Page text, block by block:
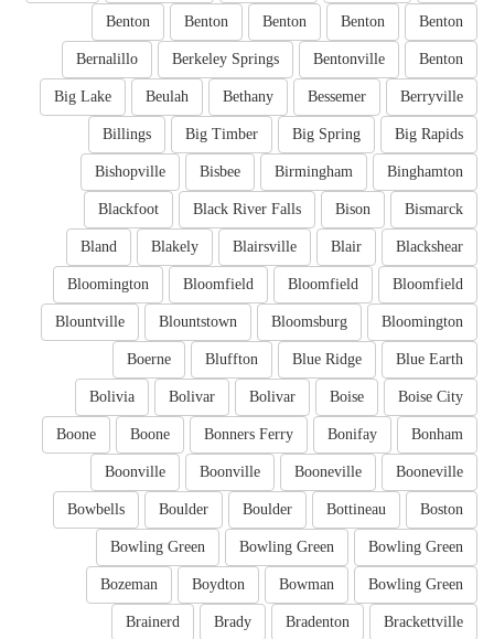
Benton
Benton
Benton
Benton
Benton
Benton
Bentonville
Berkeley Springs
Bernalillo
Berryville
Bessemer
Bethany
Beulah
Big Lake
Big Rapids
Big Spring
Big Timber
Billings
Binghamton
Birmingham
Bisbee
Bishopville
Bismarck
Bison
Black River Falls
Blackfoot
Blackshear
Blair
Blairsville
Blakely
Bland
Bloomfield
Bloomfield
Bloomfield
Bloomington
Bloomington
Bloomsburg
Blountstown
Blountville
Blue Earth
Blue Ridge
Bluffton
Boerne
Boise City
Boise
Bolivar
Bolivar
Bolivia
Bonham
Bonifay
Bonners Ferry
Boone
Boone
Booneville
Booneville
Boonville
Boonville
Boston
Bottineau
Boulder
Boulder
Bowbells
Bowling Green
Bowling Green
Bowling Green
Bowling Green
Bowman
Boydton
Bozeman
Brackettville
Bradenton
Brady
Brainerd